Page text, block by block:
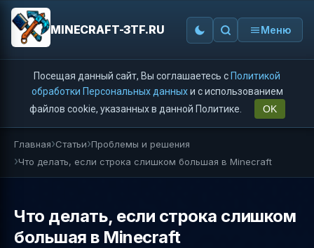
MINECRAFT-3TF.RU Меню
Посещая данный сайт, Вы соглашаетесь с Политикой
обработки Персональных данныхи с использованием
файлов cookie, указанных в данной Политике.
OK
Главная Статьи Проблемы и решения
Что делать, если строка слишком большая в Minecraft
Что делать, если строка слишком
большая в Minecraft